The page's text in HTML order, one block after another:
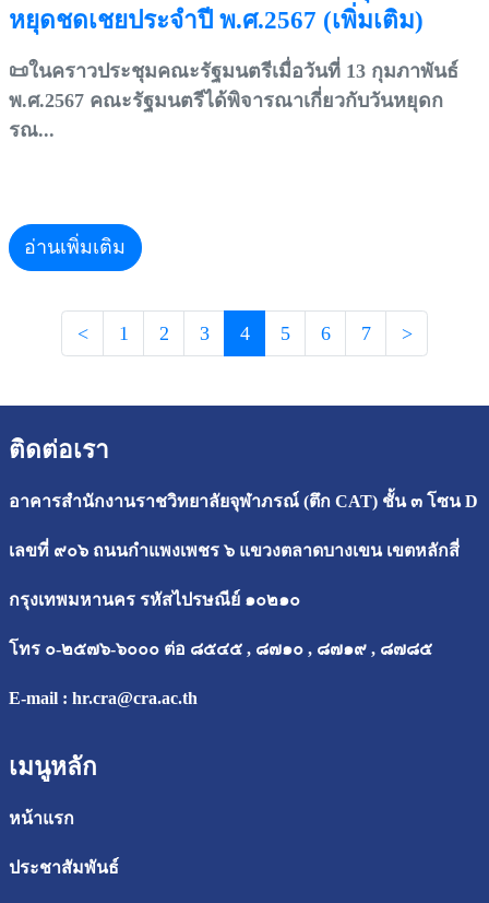
หยุดชดเชยประจำปี พ.ศ.2567 (เพิ่มเติม)
📜ในคราวประชุมคณะรัฐมนตรีเมื่อวันที่ 13 กุมภาพันธ์
พ.ศ.2567 คณะรัฐมนตรีได้พิจารณาเกี่ยวกับวันหยุดก
รณ...
อ่านเพิ่มเติม
< 1 2 3 4 5 6 7 >
ติดต่อเรา
อาคารสำนักงานราชวิทยาลัยจุฬาภรณ์ (ตึก CAT) ชั้น ๓ โซน D
เลขที่ ๙๐๖ ถนนกำแพงเพชร ๖ แขวงตลาดบางเขน เขตหลักสี่
กรุงเทพมหานคร รหัสไปรษณีย์ ๑๐๒๑๐
โทร ๐-๒๕๗๖-๖๐๐๐ ต่อ ๘๕๔๕ , ๘๗๑๐ , ๘๗๑๙ , ๘๗๘๕
E-mail : hr.cra@cra.ac.th
เมนูหลัก
หน้าแรก
ประชาสัมพันธ์